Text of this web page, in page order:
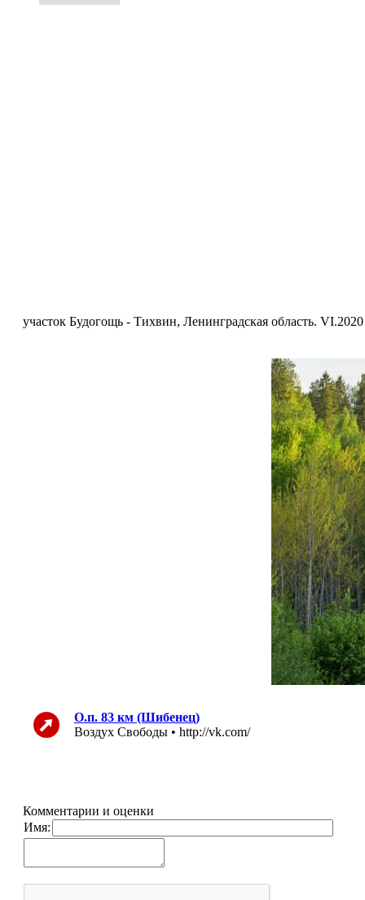
участок Будогощь - Тихвин, Ленинградская область. VI.2020
О.п. 83 км (Шибенец)
Воздух Свободы • http://vk.com/
Комментарии и оценки
Имя: